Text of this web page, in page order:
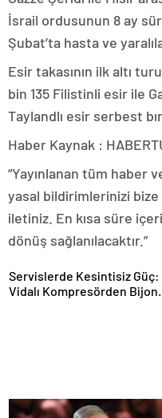
İsrail ordusunun 8 ay
Şubat’ta hasta ve
Esir takasının ilk altı
bin 135 Filistinli esir ile
Taylandlı esir serbest
Haber Kaynak :
“Yayınlanan tüm haber
yasal bildirimlerinizi
iletiniz. En kısa süre
dönüş sağlanılacaktır.”
Servislerde Kesintisiz Güç:
Vidalı Kompresörden Bijon